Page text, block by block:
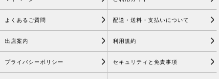
よくあるご質問 配送・送料・支払いについて
出店案内 利用規約
プライバシーポリシー セキュリティと免責事項